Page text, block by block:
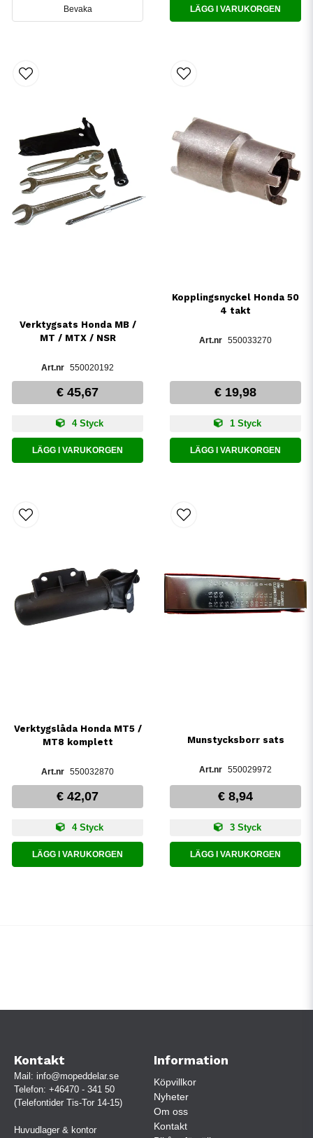
Bevaka LÄGG I VARUKORGEN
Verktygsats Honda MB /
MT / MTX / NSR
550020192
€ 45,67
4 Styck
LÄGG I VARUKORGEN
Kopplingsnyckel Honda 50
4 takt
550033270
€ 19,98
1 Styck
LÄGG I VARUKORGEN
Verktygslåda Honda MT5 /
MT8 komplett
550032870
€ 42,07
4 Styck
LÄGG I VARUKORGEN
Munstycksborr sats
550029972
€ 8,94
3 Styck
LÄGG I VARUKORGEN
Kontakt
Mail: info@mopeddelar.se
Telefon: +46470 - 341 50
(Telefontider Tis-Tor 14-15)
Huvudlager & kontor
Information
Köpvillkor
Nyheter
Om oss
Kontakt